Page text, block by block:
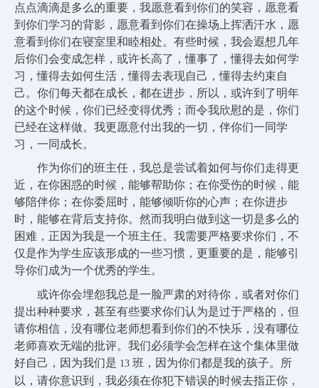
点点滴滴是多么的重要，我愿意看到你们的笑容，愿意看
到你们学习的背影，愿意看到你们在操场上挥洒汗水，愿
意看到你们在寝室里和睦相处。有些时候，我会遐想几年
后你们会变成怎样，或许长高了，懂事了，懂得去如何学
习，懂得去如何生活，懂得去表现自己，懂得去约束自
己。你们每天都在成长，都在进步，所以，或许到了明年
的这个时候，你们已经变得优秀；而令我欣慰的是，你们
已经在这样做。我更愿意付出我的一切，伴你们一同学
习，一同成长。
作为你们的班主任，我总是尝试着如何与你们走得更
近，在你困惑的时候，能够帮助你；在你受伤的时候，能
够陪伴你；在你委屈时，能够倾听你的心声；在你进步
时，能够在背后支持你。然而我明白做到这一切是多么的
困难，正因为我是一个班主任。我需要严格要求你们，不
仅是作为学生应该形成的一些习惯，更重要的是，能够引
导你们成为一个优秀的学生。
或许你会埋怨我总是一脸严肃的对待你，或者对你们
提出种种要求，甚至有些要求你们认为是过于严格的，但
请你相信，没有哪位老师想看到你们的不快乐，没有哪位
老师喜欢无端的批评。我们必须学会怎样在这个集体里做
好自己，因为我们是 13 班，因为你们都是我的孩子。所
以，请你意识到，我必须在你犯下错误的时候去指正你，